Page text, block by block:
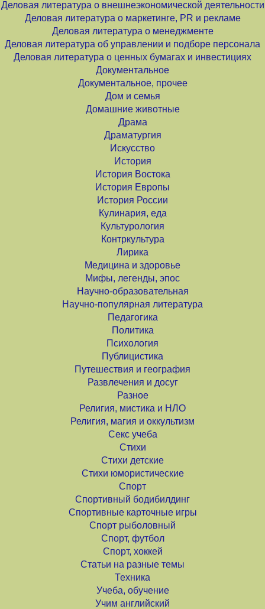
Деловая литература о внешнеэкономической деятельности
Деловая литература о маркетинге, PR и рекламе
Деловая литература о менеджменте
Деловая литература об управлении и подборе персонала
Деловая литература о ценных бумагах и инвестициях
Документальное
Документальное, прочее
Дом и семья
Домашние животные
Драма
Драматургия
Искусство
История
История Востока
История Европы
История России
Кулинария, еда
Культурология
Контркультура
Лирика
Медицина и здоровье
Мифы, легенды, эпос
Научно-образовательная
Научно-популярная литература
Педагогика
Политика
Психология
Публицистика
Путешествия и география
Развлечения и досуг
Разное
Религия, мистика и НЛО
Религия, магия и оккультизм
Секс учеба
Стихи
Стихи детские
Стихи юмористические
Спорт
Спортивный бодибилдинг
Спортивные карточные игры
Спорт рыболовный
Спорт, футбол
Спорт, хоккей
Статьи на разные темы
Техника
Учеба, обучение
Учим английский